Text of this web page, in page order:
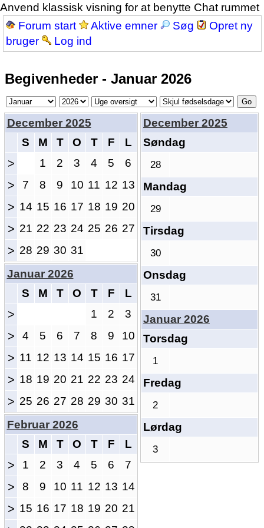
Anvend klassisk visning for at benytte Chat rummet
Forum start
Aktive emner Søg
Opret ny
bruger
Log ind
Begivenheder - Januar 2026
December 2025
S
M T O T F L
> 1 2 3 4 5 6
> 7 8 9 10 11 12 13
> 14 15 16 17 18 19 20
> 21 22 23 24 25 26 27
> 28 29 30 31
December 2025
Søndag
28
Mandag
29
Tirsdag
30
Onsdag
31
Januar 2026
Torsdag
1
Fredag
2
Lørdag
3
Januar 2026
S
M T O T F L
> 1 2 3
> 4 5 6 7 8 9 10
> 11 12 13 14 15 16 17
> 18 19 20 21 22 23 24
> 25 26 27 28 29 30 31
Februar 2026
S
M T O T F L
> 1 2 3 4 5 6 7
> 8 9 10 11 12 13 14
> 15 16 17 18 19 20 21